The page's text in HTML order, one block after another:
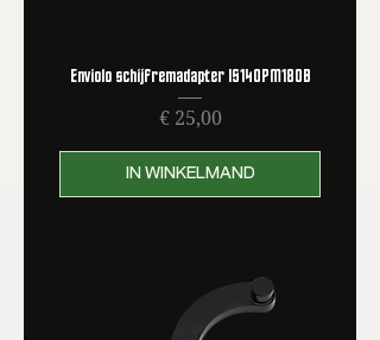
Enviolo schijfremadapter IS140PM180B
Prijs
€ 25,00
IN WINKELMAND